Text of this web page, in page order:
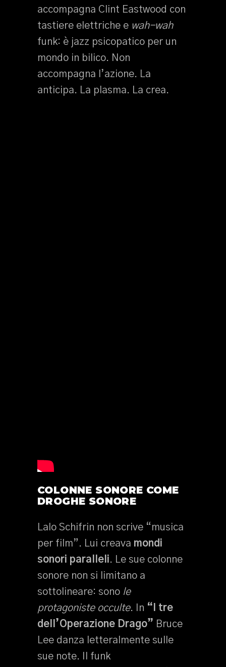
accompagna Clint Eastwood con
tastiere elettriche e wah-wah
funk: è jazz psicopatico per un
mondo in bilico. Non
accompagna l’azione. La
anticipa. La plasma. La crea.
COLONNE SONORE COME
DROGHE SONORE
Lalo Schifrin non scrive “musica
per film”. Lui creava mondi
sonori paralleli. Le sue colonne
sonore non si limitano a
sottolineare: sono le
protagoniste occulte. In “I tre
dell’Operazione Drago” Bruce
Lee danza letteralmente sulle
sue note. Il funk